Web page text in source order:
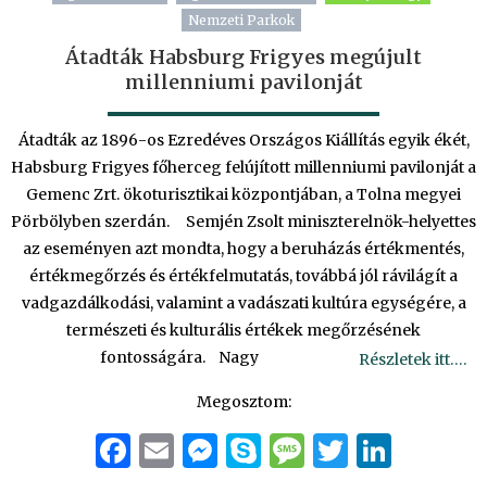
Nemzeti Parkok
Átadták Habsburg Frigyes megújult
millenniumi pavilonját
Átadták az 1896-os Ezredéves Országos Kiállítás egyik ékét,
Habsburg Frigyes főherceg felújított millenniumi pavilonját a
Gemenc Zrt. ökoturisztikai központjában, a Tolna megyei
Pörbölyben szerdán. Semjén Zsolt miniszterelnök-helyettes
az eseményen azt mondta, hogy a beruházás értékmentés,
értékmegőrzés és értékfelmutatás, továbbá jól rávilágít a
vadgazdálkodási, valamint a vadászati kultúra egységére, a
természeti és kulturális értékek megőrzésének
fontosságára. Nagy
Részletek itt….
Megosztom:
Facebook
EmailMessenger
Skype
Message
Twitter